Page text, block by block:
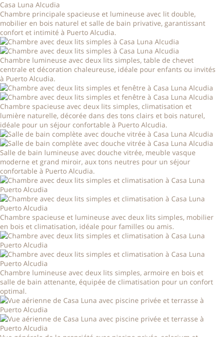
Chambre principale spacieuse et lumineuse avec lit double,
mobilier en bois naturel et salle de bain privative, garantissant
confort et intimité à Puerto Alcudia.
Chambre lumineuse avec deux lits simples, table de chevet
centrale et décoration chaleureuse, idéale pour enfants ou invités
à Puerto Alcudia.
Chambre spacieuse avec deux lits simples, climatisation et
lumière naturelle, décorée dans des tons clairs et bois naturel,
idéale pour un séjour confortable à Puerto Alcudia.
Salle de bain lumineuse avec douche vitrée, meuble vasque
moderne et grand miroir, aux tons neutres pour un séjour
confortable à Puerto Alcudia.
Chambre spacieuse et lumineuse avec deux lits simples, mobilier
en bois et climatisation, idéale pour familles ou amis.
Chambre lumineuse avec deux lits simples, armoire en bois et
salle de bain attenante, équipée de climatisation pour un confort
optimal.